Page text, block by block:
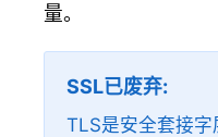
量。
SSL已废弃
TLS是安全套接